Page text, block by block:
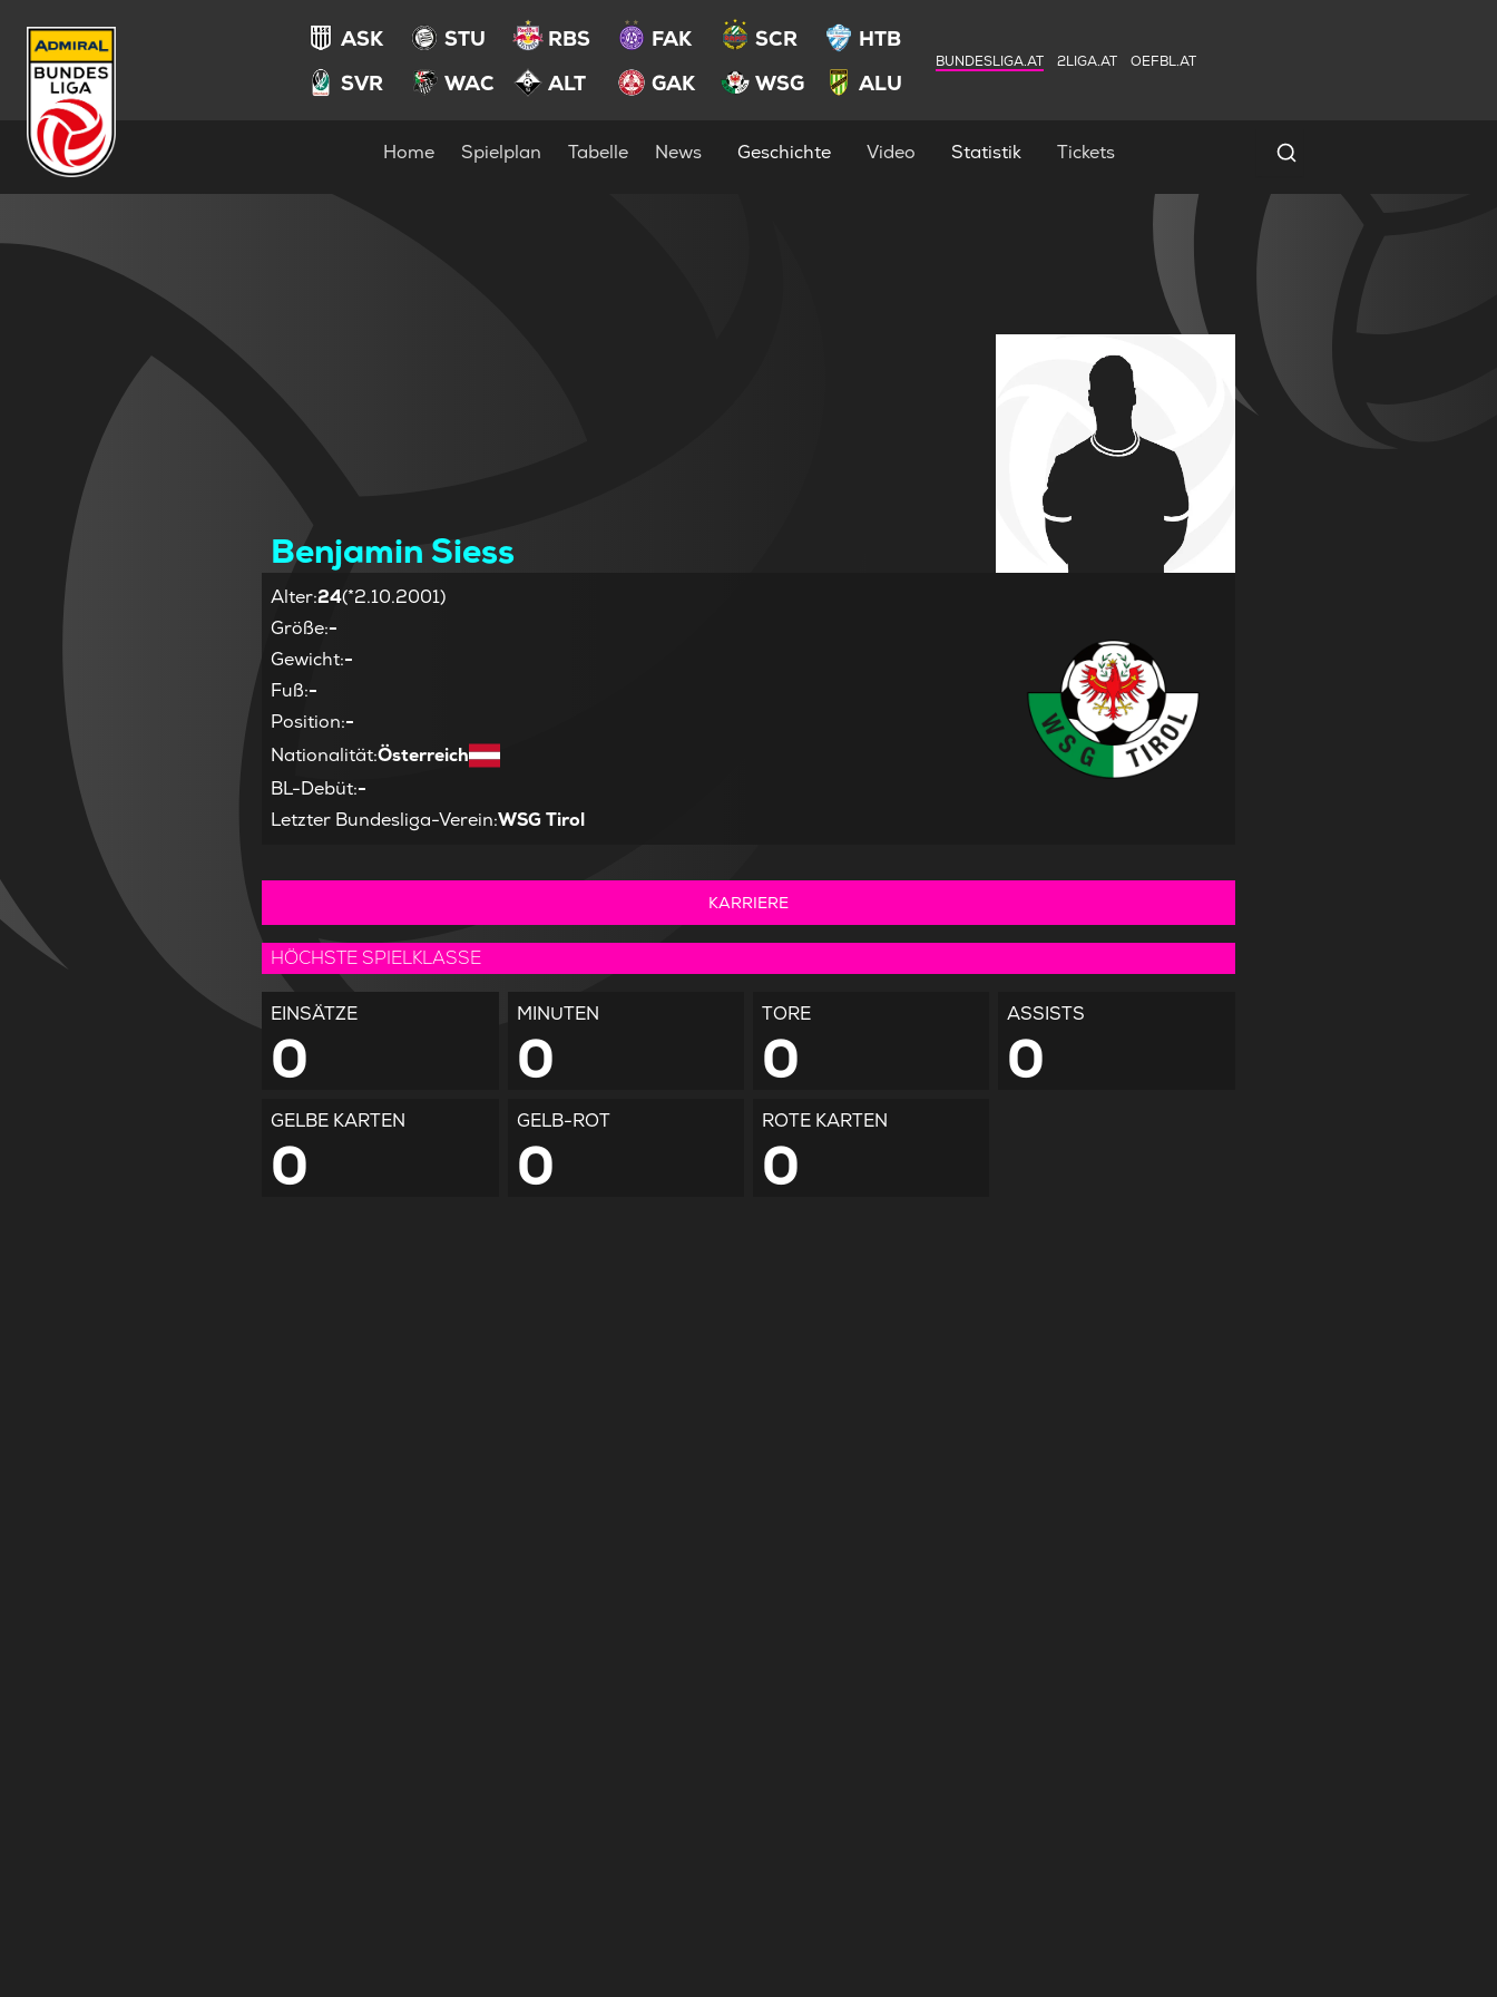
ASK STU RBS FAK SCR
HTB
SVR
WAC ALT GAK WSG ALU
BUNDESLIGA.AT 2LIGA.AT OEFBL.AT
Home Spielplan Tabelle News Geschichte Video Statistik Tickets Spielersuche
Benjamin Siess
Alter:24(*2.10.2001)
Größe:-
Gewicht:-
Fuß:-
Position:-
Nationalität:Österreich
BL-Debüt:-
Letzter Bundesliga-Verein:WSG Tirol
KARRIERE
HÖCHSTE SPIELKLASSE
EINSÄTZE
0
MINUTEN
0
TORE
0
ASSISTS
0
GELBE KARTEN
0
GELB-ROT
0
ROTE KARTEN
0